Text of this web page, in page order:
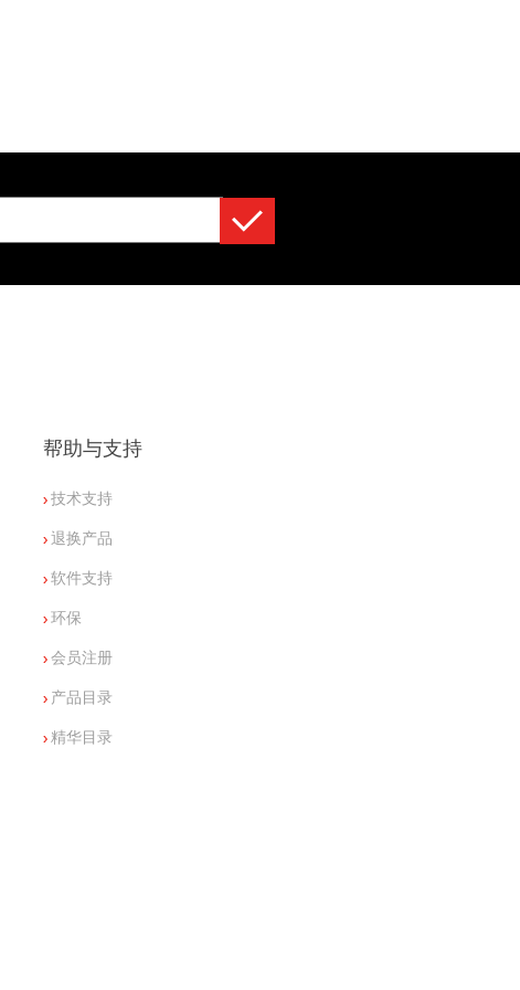
帮助与支持
技术支持
退换产品
软件支持
环保
会员注册
产品目录
精华目录